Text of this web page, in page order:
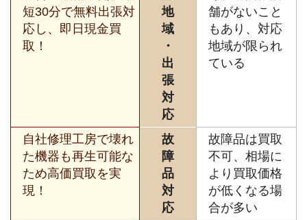
短30分で無料出張対
応し、即日現金買
取！
地
域
・
出
張
対
応
舗がないこと
もあり、対応
地域が限られ
ている
自社修理工房で壊れ
た機器も再生可能な
ため高価買取を実
現！
故
障
品
対
応
故障品は買取
不可、相場に
より買取価格
が低くなる場
合が多い